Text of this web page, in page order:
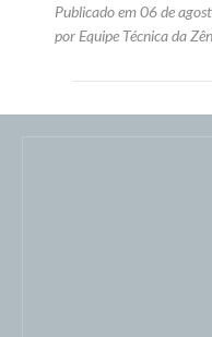
Publicado em 06 de
por Equipe Técnica da